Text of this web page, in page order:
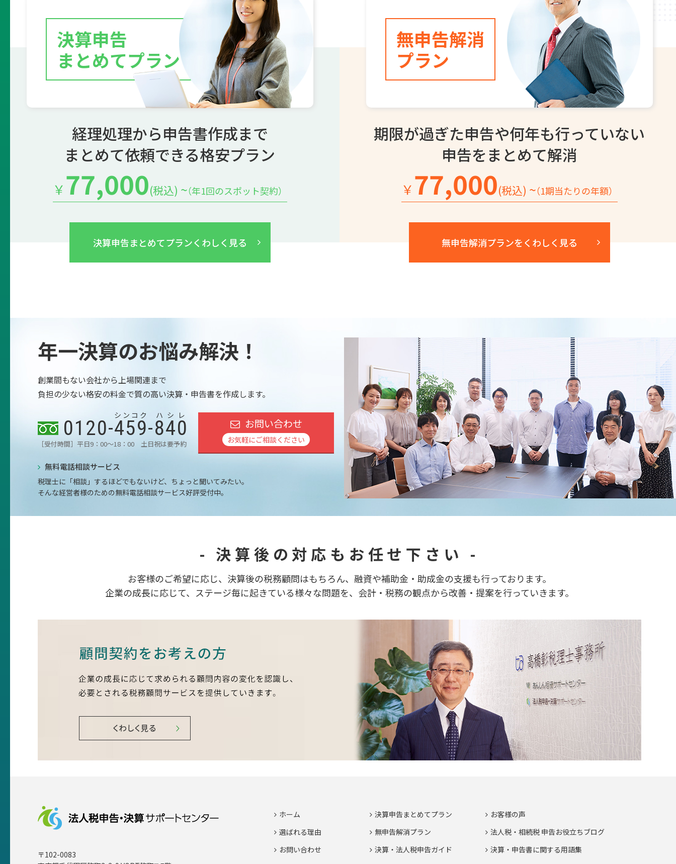
決算申告
まとめてプラン
経理処理から申告書作成まで
まとめて依頼できる格安プラン
￥77,000(税込) ~
（年1回のスポット契約）
決算申告まとめてプランくわしく見る
無申告解消
プラン
期限が過ぎた申告や何年も行っていない
申告をまとめて解消
￥77,000(税込) ~
（1期当たりの年額）
無申告解消プランをくわしく見る
年一決算のお悩み解決！
創業間もない会社から上場関連まで
負担の少ない格安の料金で質の高い決算・申告書を作成します。
0120-459
シンコク
-840
ハシレ
［受付時間］平日9：00～18：00 土日祝は要予約
お問い合わせ
お気軽にご相談ください
無料電話相談サービス
税理士に「相談」するほどでもないけど、ちょっと聞いてみたい。
そんな経営者様のための無料電話相談サービス好評受付中。
- 決算後の対応もお任せ下さい -
お客様のご希望に応じ、決算後の税務顧問はもちろん、融資や補助金・助成金の支援も行っております。
企業の成長に応じて、ステージ毎に起きている様々な問題を、会計・税務の観点から改善・提案を行っていきます。
〒102-0083
ホーム
選ばれる理由
お問い合わせ
決算申告まとめてプラン
無申告解消プラン
決算・法人税申告ガイド
お客様の声
法人税・相続税 申告お役立ちブログ
決算・申告書に関する用語集